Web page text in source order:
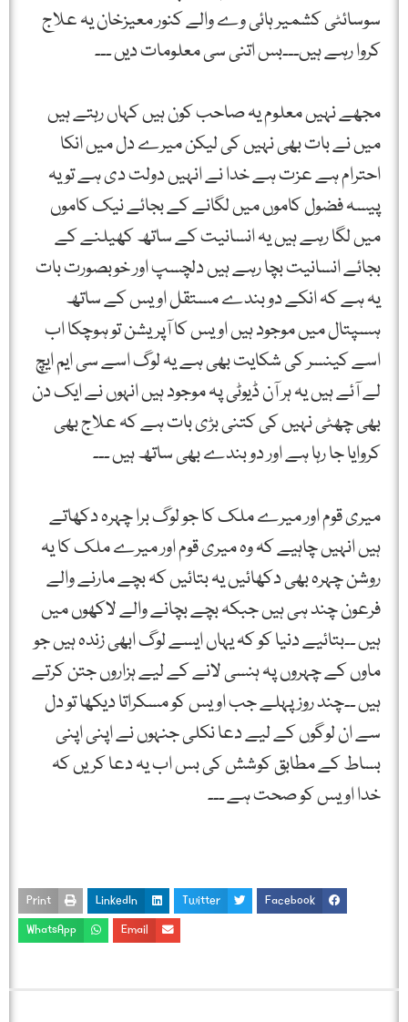
سوسائٹی کشمیر ہائی وے والے کنور معیزخان یہ علاج
کروا رہے ہیں۔۔۔بس اتنی سی معلومات دیں ۔۔۔
مجھے نہیں معلوم یہ صاحب کون ہیں کہاں رہتے ہیں
میں نے بات بھی نہیں کی لیکن میرے دل میں انکا
احترام ہے عزت ہے خدا نے انہیں دولت دی ہے تو یہ
پیسہ فضول کاموں میں لگانے کے بجائے نیک کاموں
میں لگا رہے ہیں یہ انسانیت کے ساتھ کھیلنے کے
بجائے انسانیت بچا رہے ہیں دلچسپ اور خوبصورت بات
یہ ہے کہ انکے دو بندے مستقل اویس کے ساتھ
ہسپتال میں موجود ہیں اویس کا آپریشن تو ہوچکا اب
اسے کینسر کی شکایت بھی ہے یہ لوگ اسے سی ایم ایچ
لے آئے ہیں یہ ہر آن ڈیوٹی پہ موجود ہیں انہوں نے ایک دن
بھی چھٹی نہیں کی کتنی بڑی بات ہے کہ علاج بھی
کروایا جا رہا ہے اور دو بندے بھی ساتھ ہیں ۔۔۔
میری قوم اور میرے ملک کا جو لوگ برا چہرہ دکھاتے
ہیں انہیں چاہیے کہ وہ میری قوم اور میرے ملک کا یہ
روشن چہرہ بھی دکھائیں یہ بتائیں کہ بچے مارنے والے
فرعون چند ہی ہیں جبکہ بچے بچانے والے لاکھوں میں
ہیں ۔۔بتائیے دنیا کو کہ یہاں ایسے لوگ ابھی زندہ ہیں جو
ماوں کے چہروں پہ ہنسی لانے کے لیے ہزاروں جتن کرتے
ہیں ۔۔چند روز پہلے جب اویس کو مسکراتا دیکھا تو دل
سے ان لوگوں کے لیے دعا نکلی جنہوں نے اپنی اپنی
بساط کے مطابق کوشش کی بس اب یہ دعا کریں کہ
خدا اویس کو صحت ہے ۔۔۔
Facebook
Twitter
LinkedIn
Print
Email
WhatsApp